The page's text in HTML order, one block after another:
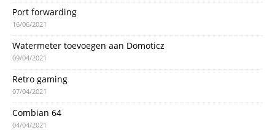
Port forwarding
16/06/2021
Watermeter toevoegen aan Domoticz
09/04/2021
Retro gaming
07/04/2021
Combian 64
04/04/2021